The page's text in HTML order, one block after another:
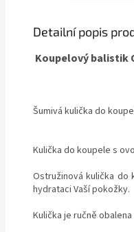
Detailní popis
Koupelový balistik
Šumivá kulička do
Kulička do koupele s
Ostružinová kulička do
hydrataci Vaší pokožky.
Kulička je ručně